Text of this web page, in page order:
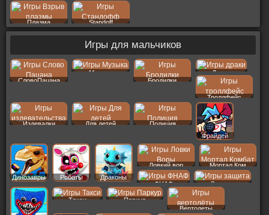
Плазма Standoff
Игры для мальчиков
СловоПацана
Музыка
Бродилки
Драки
Троллфейс
Издевалки Для детей
Полиция
Фрайдей
Динозавры Роботы Драконы
Ловкий вор Мортал Ком
ФНАФ Защита
Такси
Паркур
Вертолеты